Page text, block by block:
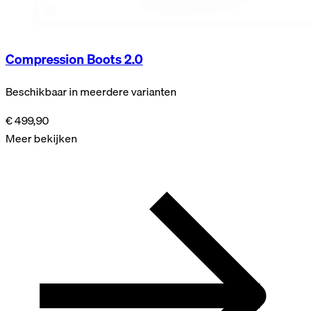
Compression Boots 2.0
Beschikbaar in meerdere varianten
€ 499,90
Meer bekijken